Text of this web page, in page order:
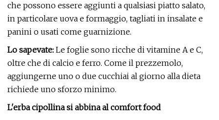
che possono essere aggiunti a qualsiasi piatto salato,
in particolare uova e formaggio, tagliati in insalate e
panini o usati come guarnizione.
Lo sapevate: Le foglie sono ricche di vitamine A e C,
oltre che di calcio e ferro. Come il prezzemolo,
aggiungerne uno o due cucchiai al giorno alla dieta
richiede uno sforzo minimo.
L'erba cipollina si abbina al comfort food